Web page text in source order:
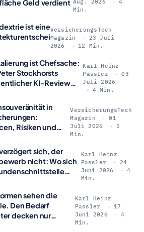
Geld verdient
Min.
ist eineVersicherungsTech
Magazin
23 Juli
2026
12 Min.
ist Chefsache:
Stockhorsts
KI-Review
Karl Heinz
Passler
03
Juli 2026
4 Min.
in
Risiken und
VersicherungsTech
Magazin
01
Juli 2026
5
Min.
sich, der
nicht: Wo sich
Karl Heinz
Passler
24
Juni 2026
4
Min.
sehen die
Den Bedarf
decken nur
Karl Heinz
Passler
17
Juni 2026
4
Min.